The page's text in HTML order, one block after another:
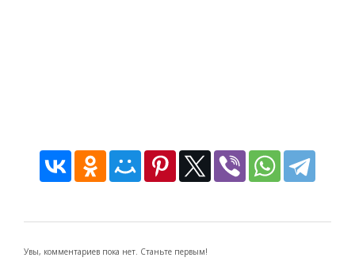
Увы, комментариев пока нет. Станьте первым!